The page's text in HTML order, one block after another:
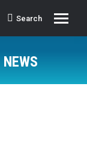
Search:
Search
NEWS